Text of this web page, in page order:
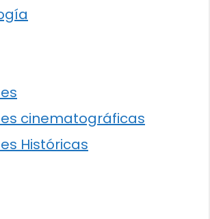
cinematográficas
Históricas